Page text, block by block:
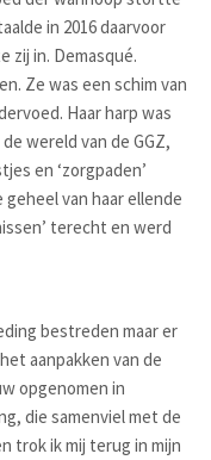
in 2016 daarvoor
zij in. Demasqué.
Ze was een schim van
Haar harp was
wereld van de GGZ,
en ‘zorgpaden’
van haar ellende
terecht en werd
bestreden maar er
aanpakken van de
opgenomen in
die samenviel met de
trok ik mij terug in mijn